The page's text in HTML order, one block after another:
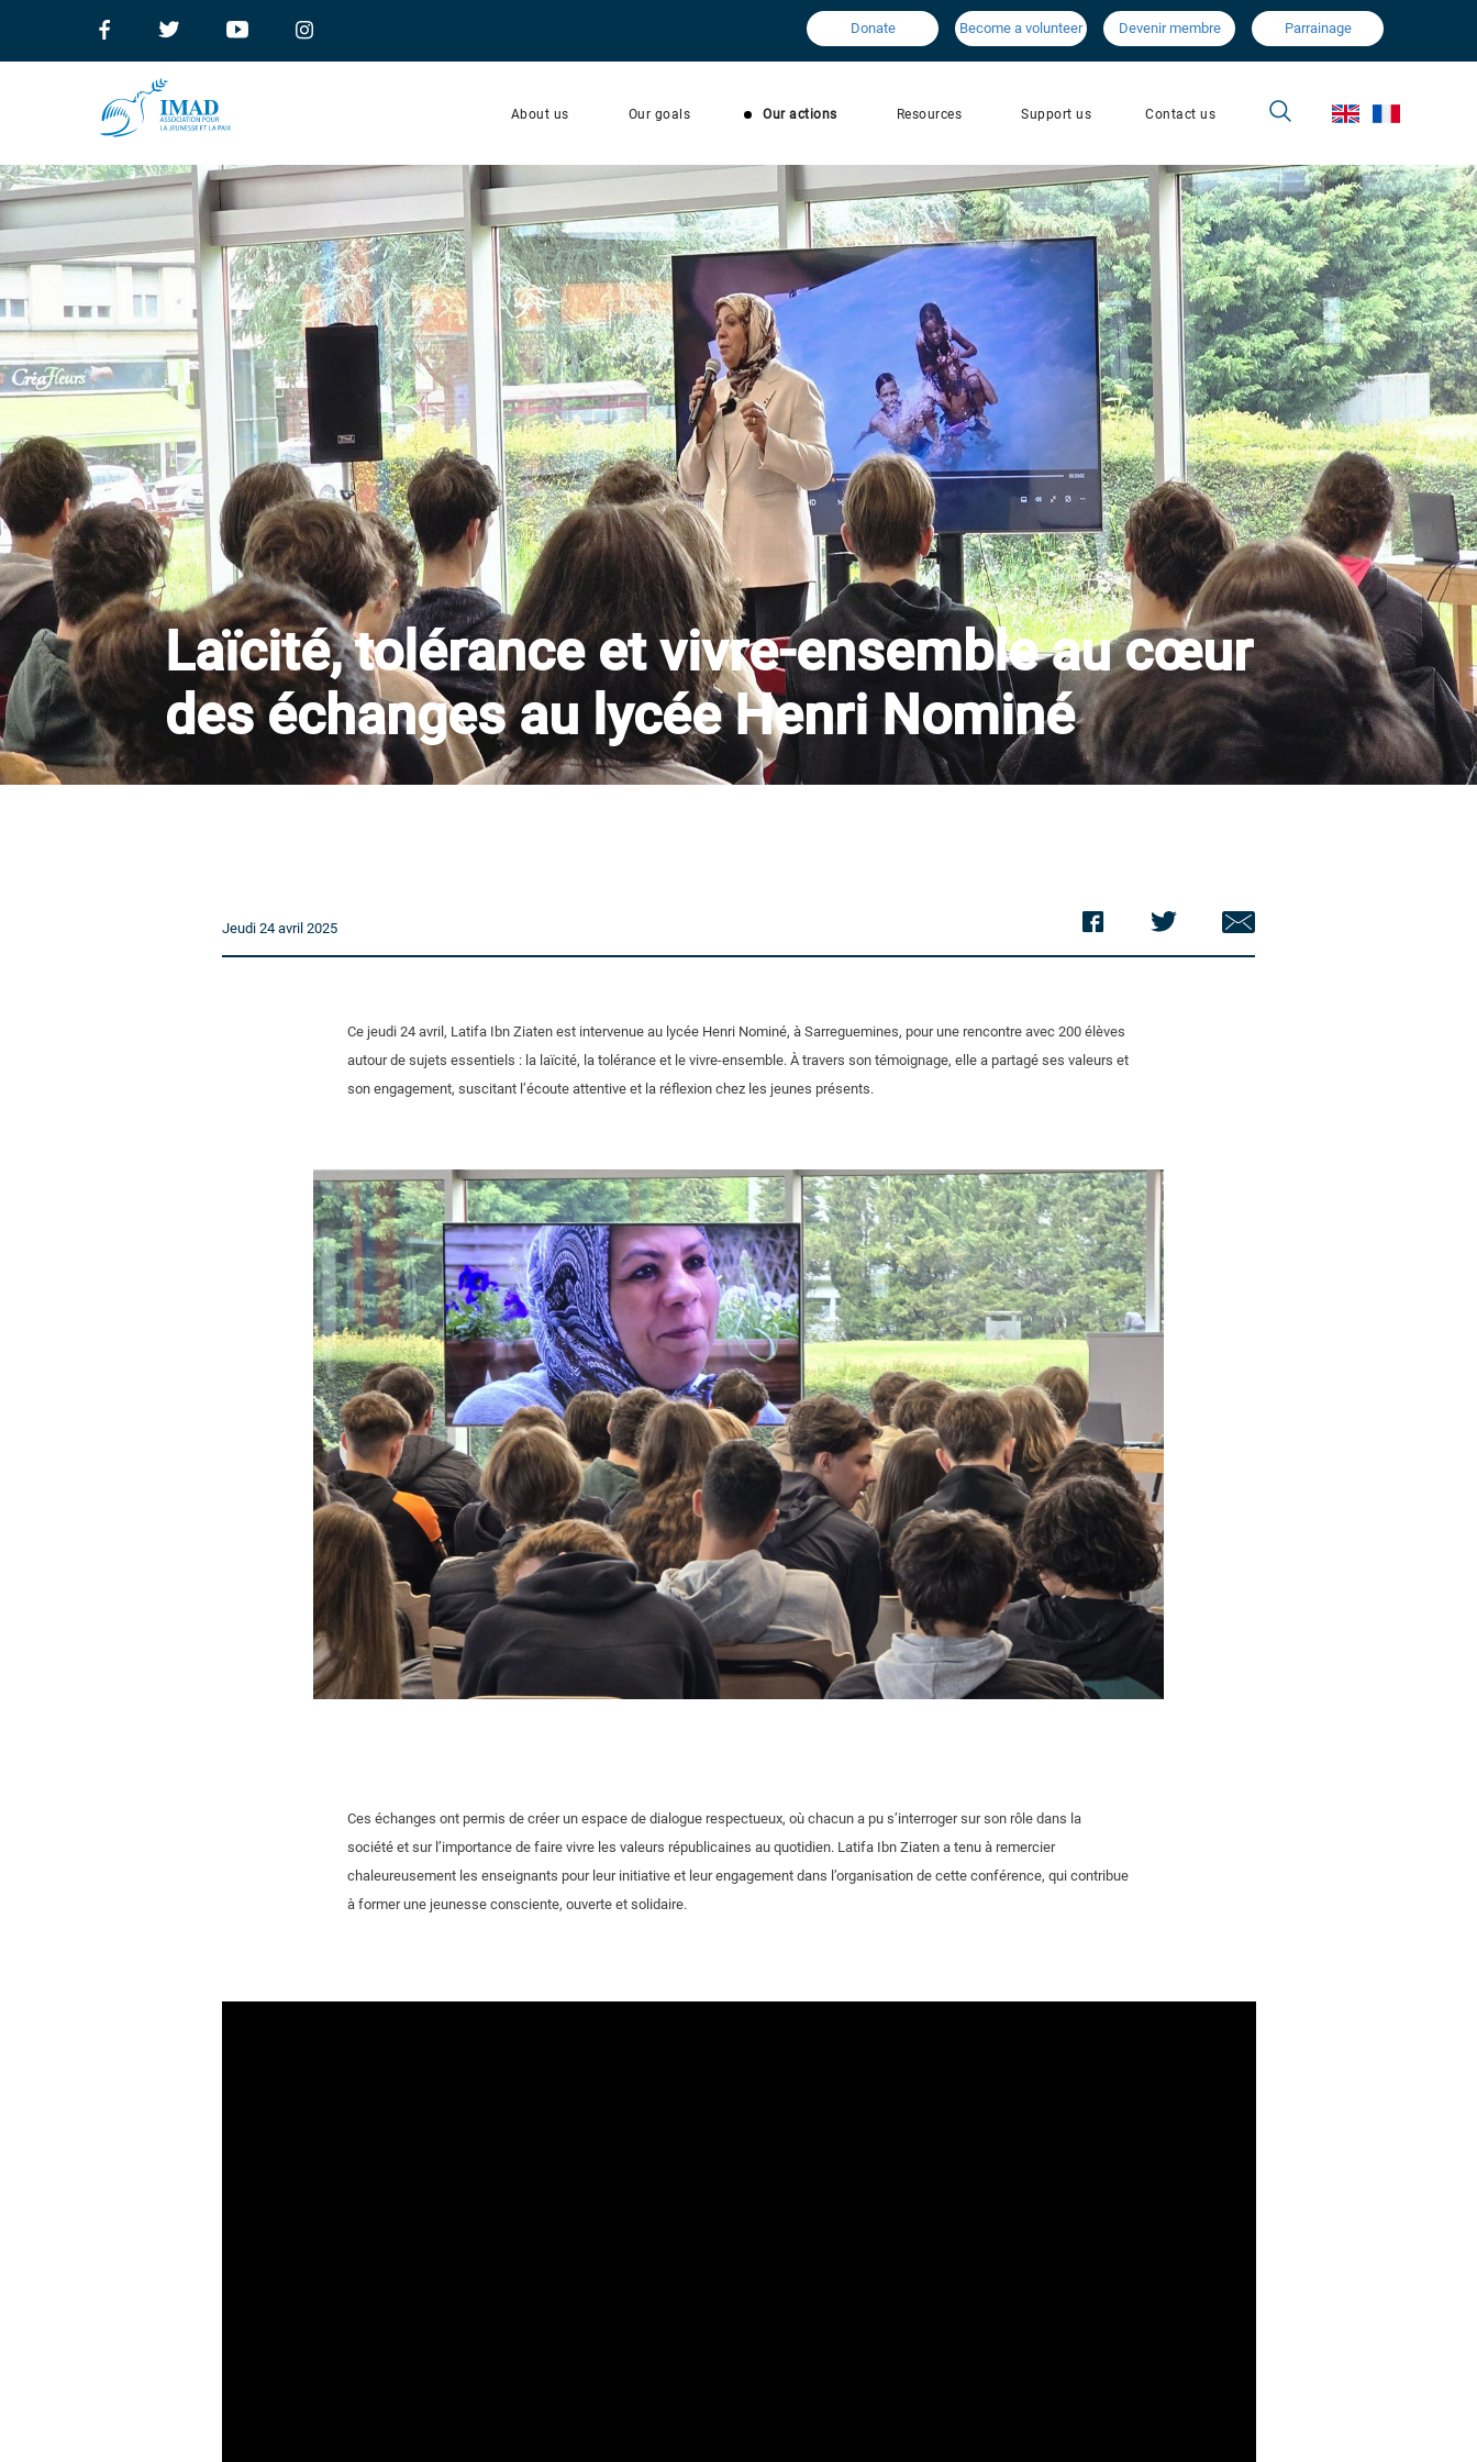
Donate Become a volunteer Devenir membre Parrainage
About us Our goals Our actions Resources Support us Contact us
Laïcité, tolérance et vivre-ensemble au cœur
des échanges au lycée Henri Nominé
Jeudi 24 avril 2025
Ce jeudi 24 avril, Latifa Ibn Ziaten est intervenue au lycée Henri Nominé, à Sarreguemines, pour une rencontre avec 200 élèves
autour de sujets essentiels : la laïcité, la tolérance et le vivre-ensemble. À travers son témoignage, elle a partagé ses valeurs et
son engagement, suscitant l’écoute attentive et la réflexion chez les jeunes présents.
Ces échanges ont permis de créer un espace de dialogue respectueux, où chacun a pu s’interroger sur son rôle dans la
société et sur l’importance de faire vivre les valeurs républicaines au quotidien. Latifa Ibn Ziaten a tenu à remercier
chaleureusement les enseignants pour leur initiative et leur engagement dans l’organisation de cette conférence, qui contribue
à former une jeunesse consciente, ouverte et solidaire.